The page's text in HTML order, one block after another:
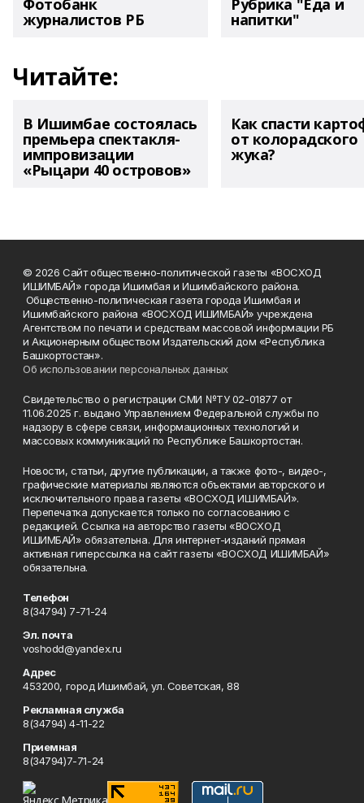
Фотобанк
журналистов РБ
Рубрика "Еда и
напитки"
Читайте:
В Ишимбае состоялась
премьера спектакля-
импровизации
«Рыцари 40 островов»
Как спасти
от колорадского
жука?
© 2026 Сайт общественно-политической газеты «ВОСХОД
ИШИМБАЙ» города Ишимбая и Ишимбайского района.
Общественно-политическая газета города Ишимбая и
Ишимбайского района «ВОСХОД ИШИМБАЙ» учреждена
Агентством по печати и средствам массовой информации РБ
и Акционерным обществом Издательский дом «Республика
Башкортостан».
Об использовании персональных данных
Свидетельство о регистрации СМИ №ТУ 02-01877 от
11.06.2025 г. выдано Управлением Федеральной службы по
надзору в сфере связи, информационных технологий и
массовых коммуникаций по Республике Башкортостан.
Новости, статьи, другие публикации, а также фото-, видео-,
графические материалы являются объектами авторского и
исключительного права газеты «ВОСХОД ИШИМБАЙ».
Перепечатка допускается только по согласованию с
редакцией. Ссылка на авторство газеты «ВОСХОД
ИШИМБАЙ» обязательна. Для интернет-изданий прямая
активная гиперссылка на сайт газеты «ВОСХОД ИШИМБАЙ»
обязательна.
Телефон
8(34794) 7-71-24
Эл. почта
voshodd@yandex.ru
Адрес
453200, город Ишимбай, ул. Советская, 88
Рекламная служба
8(34794) 4-11-22
Приемная
8(34794)7-71-24